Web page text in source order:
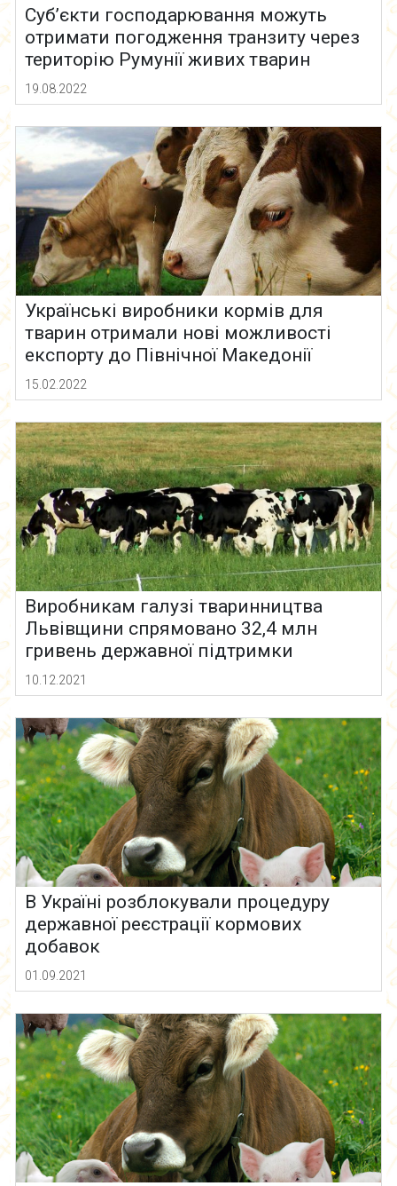
Суб’єкти господарювання можуть
отримати погодження транзиту через
територію Румунії живих тварин
19.08.2022
Українські виробники кормів для
тварин отримали нові можливості
експорту до Північної Македонії
15.02.2022
Виробникам галузі тваринництва
Львівщини спрямовано 32,4 млн
гривень державної підтримки
10.12.2021
В Україні розблокували процедуру
державної реєстрації кормових
добавок
01.09.2021